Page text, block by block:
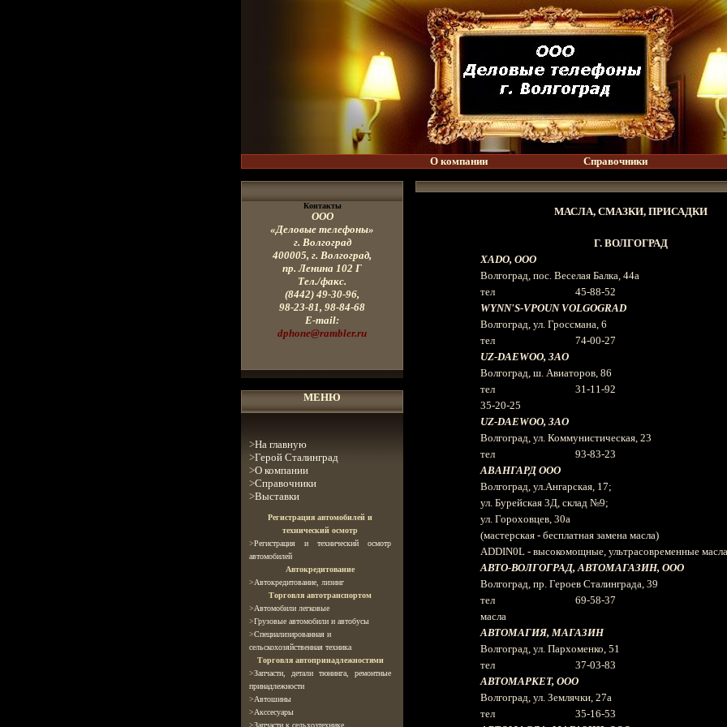
О компании Справочники
Контакты
ООО
«Деловые телефоны»
г. Волгоград
400005, г. Волгоград,
пр. Ленина 102 Г
Тел./факс.
(8442) 49-30-96,
98-23-81, 98-84-68
E-mail:
dphone@rambler.ru
МЕНЮ
>На главную
>Герой Сталинград
>О компании
>Справочники
>Выставки
Регистрация автомобилей и
технический осмотр
>Регистрация и технический осмотр
автомобилей
Автокредитование
>Автокредитование, лизинг
Торговля автотранспортом
>Автомобили легковые
>Грузовые автомобили и автобусы
>Специализированная и
сельскохозяйственная техника
Торговля автопринадлежностями
>Запчасти, детали тюнинга, ремонтные
принадлежности
>Автошины
>Акссесуары
>Запчасти к сельхозтехнике
МАСЛА, СМАЗКИ, ПРИСАДКИ
Г. ВОЛГОГРАД
XADO, ООО
Волгоград, пос. Веселая Балка, 44а
тел 45-88-52
WYNN'S-VPOUN VOLGOGRAD
Волгоград, ул. Гроссмана, 6
тел 74-00-27
UZ-DAEWОО, 3AО
Волгоград, ш. Авиаторов, 86
тел 31-11-92
35-20-25
UZ-DAEWOO, ЗАО
Волгоград, ул. Коммунистическая, 23
тел 93-83-23
АВАНГАРД ООО
Волгоград, ул.Ангарская, 17;
ул. Бурейская 3Д, склад №9;
ул. Гороховцев, 30а
(мастерская - бесплатная замена масла)
ADDIN0L - высокомощные, ультрасовременные масла
АВТО-ВОЛГОГРАД, АВТОМАГАЗИН, ООО
Волгоград, пр. Героев Сталинграда, 39
тел 69-58-37
масла
АВТОМАГИЯ, МАГАЗИН
Волгоград, ул. Пархоменко, 51
тел 37-03-83
АВТОМАРКЕТ, ООО
Волгоград, ул. Землячки, 27а
тел 35-16-53